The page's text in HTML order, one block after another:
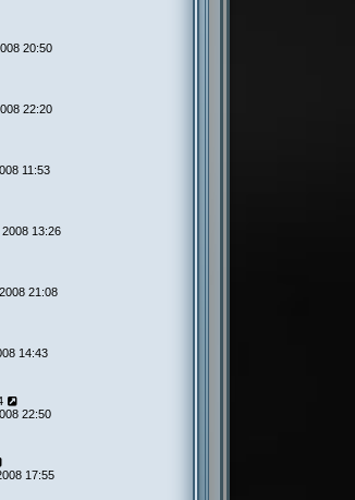
20:50
22:20
11:53
13:26
21:08
14:43
22:50
17:55